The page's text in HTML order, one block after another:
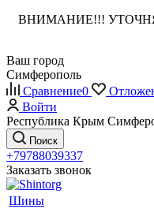
ВНИМАНИЕ!!!
Ваш город
Симферополь
Сравнение0
Войти
Республика Крым
Поиск
+79788039337
Заказать звонок
Шины